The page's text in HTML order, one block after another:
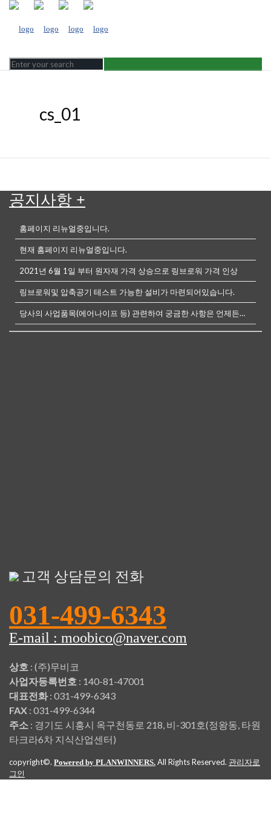
cs_01
공지사항 +
홈페이지 리뉴얼중입니다.
현재 홈페이지 리뉴얼중입니다.
2021년 6월 1일 부터 원자재 가격 상승으로 링브로워 가격 인상
링브로워및 압축공기 테스트 가능한 설비가 마련되어있습니다.
당사의 사업품목(에어나이프 등) 관련하여 궁금한 사항은 언제든전화나, 메...
고객 상담문의 전화
031-499-6343
E-mail : moobico@naver.com
상호 : (주)무비코
사업자등록번호 : 140-81-47001
대표전화: 031-499-6343
FAX : 031-499-6344
주소 : 경기도 시흥시 옥구천동로 218, 비-301호(정왕동, 타원
타크라6차 지식산업센터)
copyright©. Powered by PLANWINNERS. All Rights Reserved. 관리자로
그인